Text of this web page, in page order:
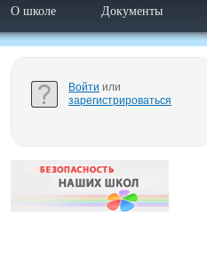
О школе Документы
Войти или
зарегистрироваться